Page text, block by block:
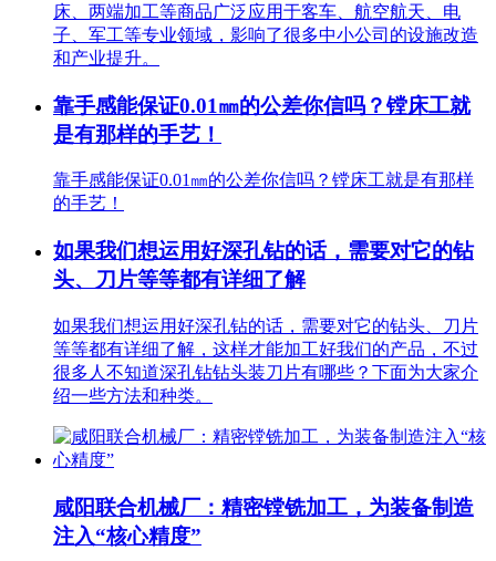
床、两端加工等商品广泛应用于客车、航空航天、电
子、军工等专业领域，影响了很多中小公司的设施改造
和产业提升。
靠手感能保证0.01㎜的公差你信吗？镗床工就
是有那样的手艺！
靠手感能保证0.01㎜的公差你信吗？镗床工就是有那样
的手艺！
如果我们想运用好深孔钻的话，需要对它的钻
头、刀片等等都有详细了解
如果我们想运用好深孔钻的话，需要对它的钻头、刀片
等等都有详细了解，这样才能加工好我们的产品，不过
很多人不知道深孔钻钻头装刀片有哪些？下面为大家介
绍一些方法和种类。
咸阳联合机械厂：精密镗铣加工，为装备制造
注入“核心精度”